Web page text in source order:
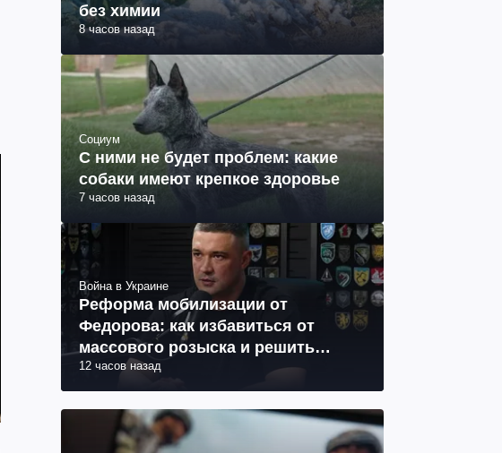
без химии
8 часов назад
Социум
С ними не будет проблем: какие
собаки имеют крепкое здоровье
7 часов назад
Война в Украине
Реформа мобилизации от
Федорова: как избавиться от
массового розыска и решить
проблему СОЧ
12 часов назад